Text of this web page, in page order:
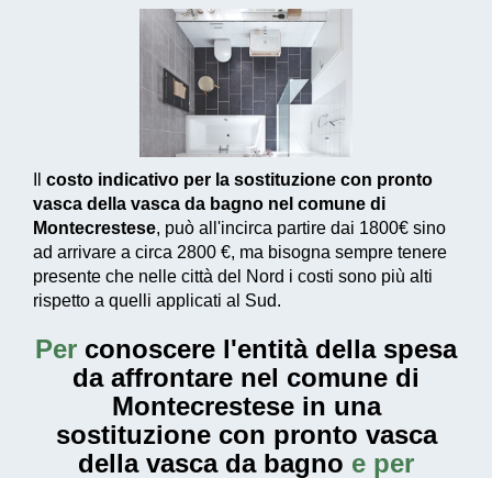
costo indicativo per la sostituzione con pronto
vasca della vasca da bagno nel comune di
Montecrestese, può all'incirca partire dai 1800€ sino
ad arrivare a circa 2800 €, ma bisogna sempre tenere
presente che nelle città del Nord i costi sono più alti
rispetto a quelli applicati al Sud.
Per conoscere l'entità della spesa
da affrontare nel comune di
Montecrestese in una
sostituzione con pronto vasca
della vasca da bagno e per